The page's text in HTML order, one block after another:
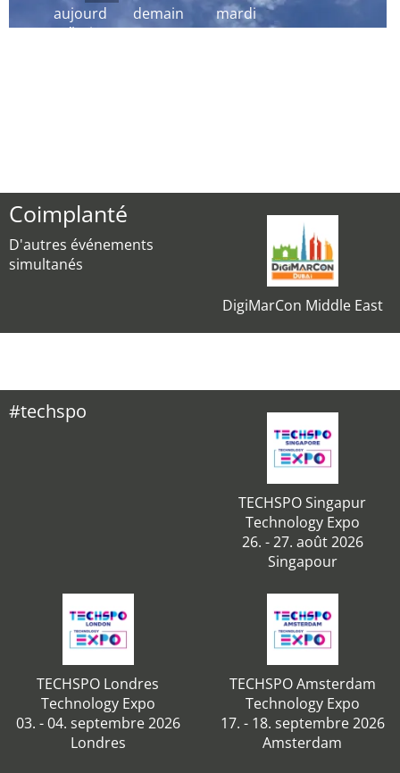
aujourd
´hui
demain mardi
Coimplanté
D'autres événements
simultanés
DigiMarCon Middle East
#techspo
TECHSPO Singapur
Technology Expo
26. - 27. août 2026
Singapour
TECHSPO Londres
Technology Expo
03. - 04. septembre 2026
Londres
TECHSPO Amsterdam
Technology Expo
17. - 18. septembre 2026
Amsterdam